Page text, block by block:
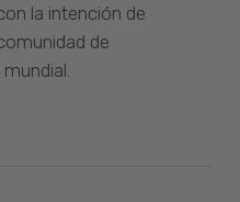
la intención de
de